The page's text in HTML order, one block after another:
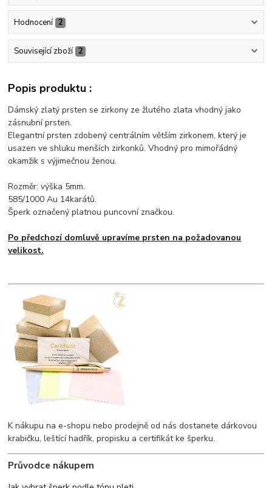
Hodnocení 2
Související zboží 2
Popis produktu :
Dámský zlatý prsten se zirkony ze žlutého zlata vhodný jako
zásnubní prsten.
Elegantní prsten zdobený centrálním větším zirkonem, který je
usazen ve shluku menších zirkonků. Vhodný pro mimořádný
okamžik s výjimečnou ženou.
Rozměr: výška 5mm.
585/1000 Au 14karátů.
Šperk označený platnou puncovní značkou.
Po předchozí domluvě upravíme prsten na požadovanou
velikost.
K nákupu na e-shopu nebo prodejně od nás dostanete dárkovou
krabičku, leštící hadřík, propisku a certifikát ke šperku.
Průvodce nákupem